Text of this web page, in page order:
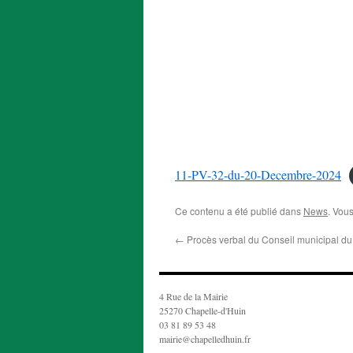
11-PV-32-du-20-Decembre-2024
Ce contenu a été publié dans News.
← Procès verbal du Conseil municipal
4 Rue de la Mairie
25270 Chapelle-d'Huin
03 81 89 53 48
mairie@chapelledhuin.fr